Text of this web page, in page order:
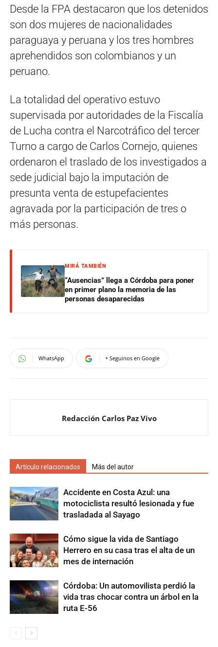
Desde la FPA destacaron que los detenidos
son dos mujeres de nacionalidades
paraguaya y peruana y los tres hombres
aprehendidos son colombianos y un
peruano.
La totalidad del operativo estuvo
supervisada por autoridades de la Fiscalía
de Lucha contra el Narcotráfico del tercer
Turno a cargo de Carlos Cornejo, quienes
ordenaron el traslado de los investigados a
sede judicial bajo la imputación de
presunta venta de estupefacientes
agravada por la participación de tres o
más personas.
MIRÁ TAMBIÉN
“Ausencias” llega a Córdoba para poner
en primer plano la memoria de las
personas desaparecidas
WhatsApp + Seguinos en Google
Redacción Carlos Paz Vivo
Artículo relacionados Más del autor
Accidente en Costa Azul: una
motociclista resultó lesionada y fue
trasladada al Sayago
Cómo sigue la vida de Santiago
Herrero en su casa tras el alta de un
mes de internación
Córdoba: Un automovilista perdió la
vida tras chocar contra un árbol en la
ruta E-56